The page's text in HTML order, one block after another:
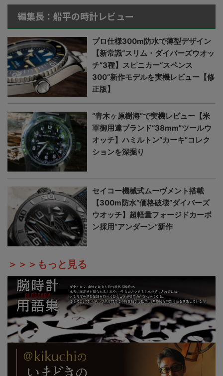
編集長：船平の時計レビュー
プロ仕様300m防水で薄型デザイン
【新常識“スリム・ダイバーズウオッ
チ”3種】スピニカー“スペンス
300”新作モデルを実機レビュー【修
正版】
“青木ヶ原樹海”で実機レビュー【米
軍御用達ブランド“38mm”ツールウ
オッチ】ハミルトン“カーキ”コレク
ションを深掘り
セイコー機械式ムーヴメント搭載
【300m防水“価格破壊”ダイバーズ
ウオッチ】超軽量フォージドカーボ
ン採用“アンダーン”新作
＞＞＞もっと見る